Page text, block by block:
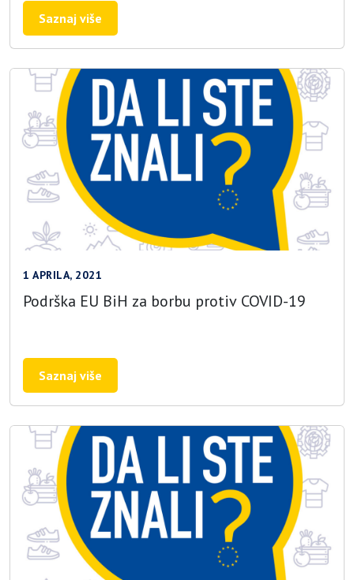
Saznaj više
1 APRILA, 2021
Podrška EU BiH za borbu protiv COVID-19
Saznaj više